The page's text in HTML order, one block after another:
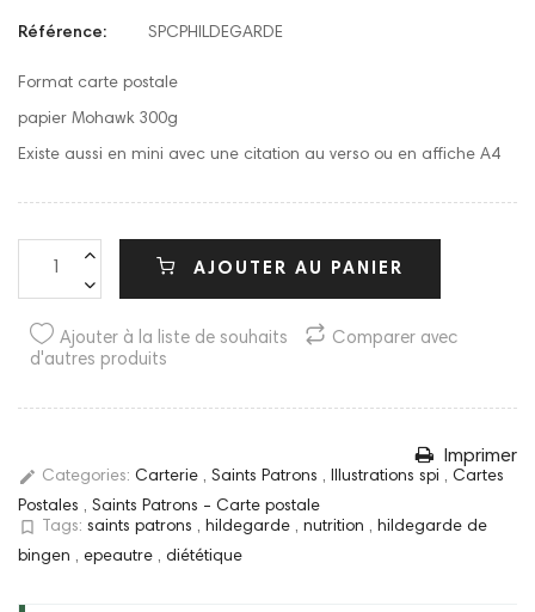
Référence: SPCPHILDEGARDE
Format carte postale
papier Mohawk 300g
Existe aussi en mini avec une citation au verso ou en affiche A4
AJOUTER AU PANIER
Ajouter à la liste de souhaits
Comparer avec
d'autres produits
Imprimer
edit Categories: Carterie , Saints Patrons , Illustrations spi , Cartes
Postales , Saints Patrons - Carte postale
bookmark_border Tags: saints patrons , hildegarde , nutrition , hildegarde de
bingen , epeautre , diététique